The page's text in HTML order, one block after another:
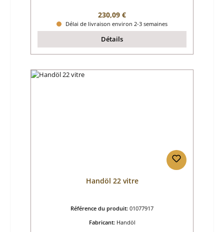
Prix régulier :
230,09 €
Délai de livraison environ 2-3 semaines
Détails
Handöl 22 vitre
Référence du produit: 01077917
Fabricant: Handöl